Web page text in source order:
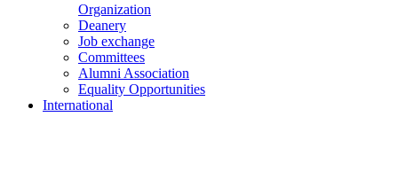
Organization
Deanery
Job exchange
Committees
Alumni Association
Equality Opportunities
International